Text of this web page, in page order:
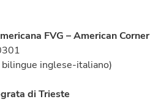
FVG – American Corner
inglese-italiano)
di Trieste